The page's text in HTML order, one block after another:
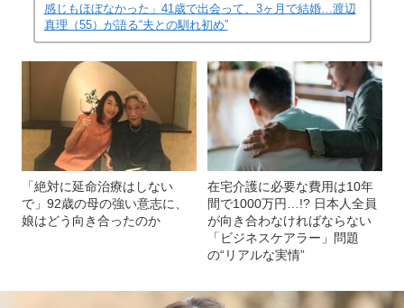
感じもほぼなかった」41歳で出会って、3ヶ月で結婚…渡辺
真理（55）が語る“夫との馴れ初め”
「絶対に延命治療はしない
で」92歳の母の強い意志に、
娘はどう向き合ったのか
在宅介護に必要な費用は10年
間で1000万円…!? 日本人全員
が向き合わなければならない
「ビジネスケアラー」問題
の“リアルな実情”